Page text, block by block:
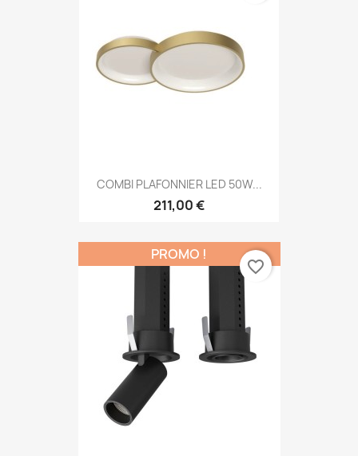
COMBI PLAFONNIER LED 50W...
211,00 €
PROMO !
favorite_border